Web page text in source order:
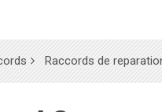
Raccords de